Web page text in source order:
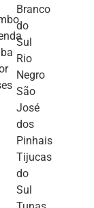
Branco
do
Sul
Rio
Negro
São
José
dos
Pinhais
Tijucas
do
Sul